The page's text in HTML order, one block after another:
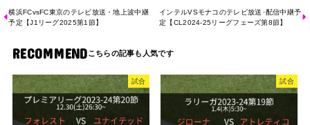
横浜FCvsFC東京のテレビ放送・地上波中継
予定【J1リーグ2025第1節】
インテルVSモナコのテレビ放送･配信中継予
定【CL2024-25リーグフェーズ第8節】
RECOMMEND
試合 試合